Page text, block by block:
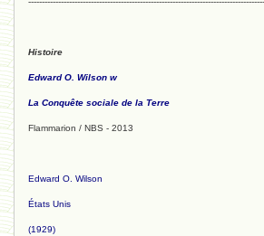
Histoire
Edward O. Wilson w
La Conquête sociale de la Terre
Flammarion / NBS - 2013
Edward O. Wilson
États Unis
(1929)